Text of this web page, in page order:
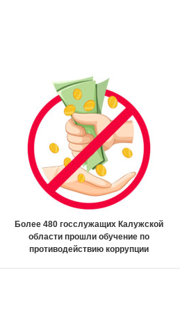
Более 480 госслужащих Калужской
области прошли обучение по
противодействию коррупции